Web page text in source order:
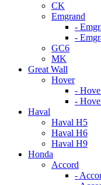
CK
Emgrand
-
-
GC6
MK
Great Wall
Hover
-
-
Haval
Haval H5
Haval H6
Haval H9
Honda
Accord
-